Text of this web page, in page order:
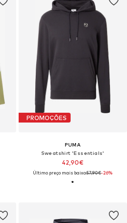
PROMOÇÕES
PUMA
Sweatshirt 'Essentials'
42,90€
Último preço mais baixo:57,90€-26%